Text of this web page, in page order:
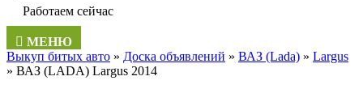
Работаем сейчас
МЕНЮ
Выкуп битых авто » Доска объявлений » ВАЗ (Lada) » Largus
» ВАЗ (LADA) Largus 2014